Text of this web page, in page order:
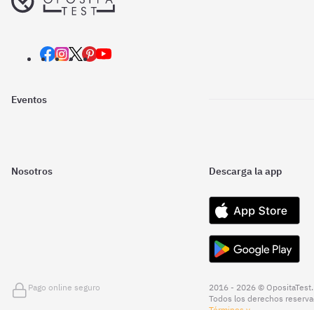
Eventos
Nosotros Descarga la app
Pago online seguro
2016 - 2026 © OpositaTest.
Todos los derechos